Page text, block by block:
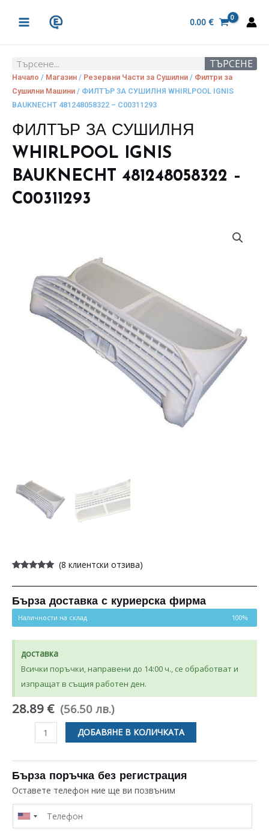
MENU
0.00 €
Search ТЪРСЕНЕ
Начало / Магазин / Резервни Части за Сушилни / Филтри за
Сушилни Машини / ФИЛТЪР ЗА СУШИЛНЯ WHIRLPOOL IGNIS
BAUKNECHT 481248058322 – C00311293
ФИЛТЪР ЗА СУШИЛНЯ
WHIRLPOOL IGNIS
BAUKNECHT 481248058322 –
C00311293
4.88от 5,
на
потребителски
оценки
(8 клиентски отзива)
Бърза доставка с куриерска фирма
Наличности на склад 100%
доставка
Всички поръчки, направени до 14:00 ч., се обработват и
изпращат в същия работен ден.
28.89 € (56.50 лв.)
количество
ФИЛТЪР
ЗА
СУШИЛНЯ
WHIRLPOOL
IGNIS
ДОБАВЯНЕ В КОЛИЧКАТА
Бърза поръчка без регистрация
Оставете телефон ние ще ви позвъним